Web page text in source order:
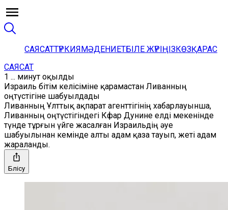
САЯСАТТҮРКИЯМӘДЕНИЕТБІЛЕ ЖҮРІҢІЗКӨЗҚАРАС
САЯСАТ
1 ... минут оқылды
Израиль бітім келісіміне қарамастан Ливанның
оңтүстігіне шабуылдады
Ливанның Ұлттық ақпарат агенттігінің хабарлауынша,
Ливанның оңтүстігіндегі Кфар Дунине елді мекенінде
түнде тұрғын үйге жасалған Израильдің әуе
шабуылынан кемінде алты адам қаза тауып, жеті адам
жараланды.
Бөлісу